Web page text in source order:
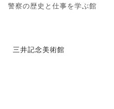
警察の歴史と仕事を学ぶ館
三井記念美術館